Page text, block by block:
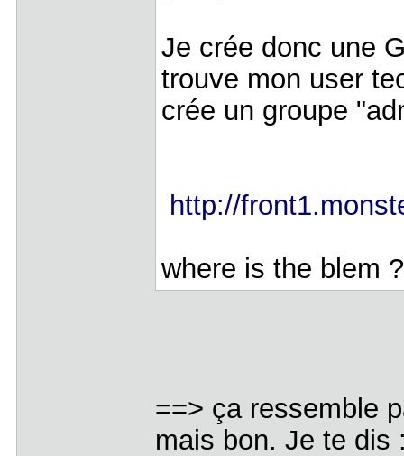
Je crée donc une
trouve mon user
crée un groupe
http://
where is the blem ?
==> ça ressemble
mais bon. Je te dis